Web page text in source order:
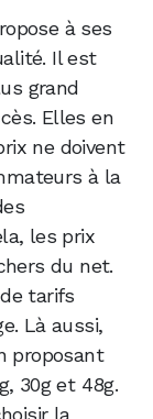
à ses
Il est
grand
Elles en
ne doivent
à la
les prix
du net.
tarifs
Là aussi,
proposant
30g et 48g.
la